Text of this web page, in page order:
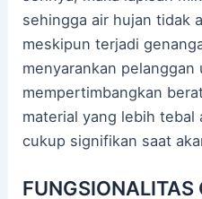
sehingga air hujan tidak
meskipun terjadi
menyarankan pelanggan
mempertimbangkan
material yang lebih tebal
cukup signifikan saat
FUNGSIONALITAS